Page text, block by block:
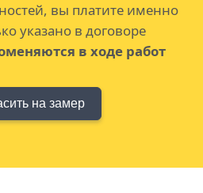
вы платите именно
указано в договоре
в ходе работ
на замер